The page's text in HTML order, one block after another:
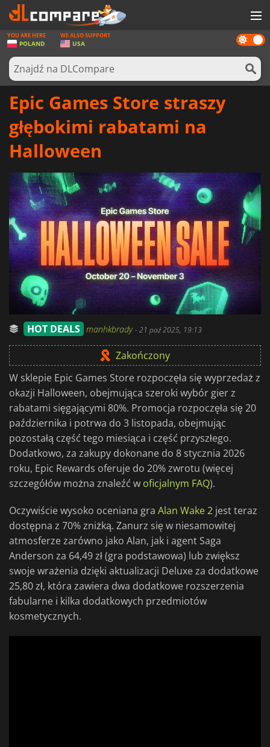
GRY
KARTY DO GIER
OPROGRAMOWANIE
REWARDS
SPRZĘT KOMPUTEROWY
ZALOGUJ SIĘ LUB ZAREJESTRUJ
Dark
mode
YOU ARE HERE
POLAND
WE ALSO SUPPORT
USA
Epic Games Store straszy
głębokimi rabatami na
Halloween
HOT DEALS manhkbrady-21 paź 2025, 19:13
Zakończony
W sklepie Epic Games Store rozpoczęła się wyprzedaż z
okazji Halloween, obejmująca szeroki wybór gier z
rabatami sięgającymi 80%. Promocja rozpoczęła się 20
października i potrwa do 3 listopada, obejmując
pozostałą część tego miesiąca i część przyszłego.
Dodatkowo, za zakupy dokonane do 8 stycznia 2026
roku, Epic Rewards oferuje do 20% zwrotu (więcej
szczegółów można znaleźć w oficjalnym FAQ).
Oczywiście wysoko oceniana gra Alan Wake 2 jest teraz
dostępna z 70% zniżką. Zanurz się w niesamowitej
atmosferze zarówno jako Alan, jak i agent Saga
Anderson za 64,49 zł (gra podstawowa) lub zwiększ
swoje wrażenia dzięki aktualizacji Deluxe za dodatkowe
25,80 zł, która zawiera dwa dodatkowe rozszerzenia
fabularne i kilka dodatkowych przedmiotów
kosmetycznych.